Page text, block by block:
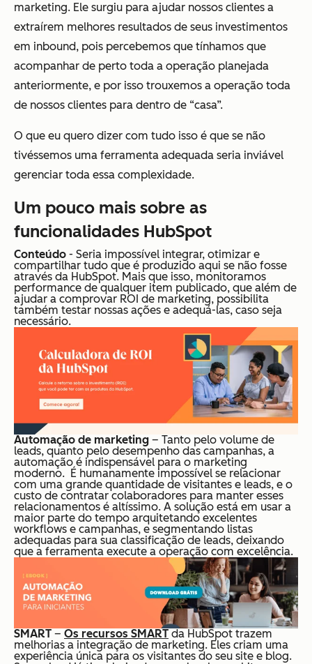
marketing. Ele surgiu para ajudar nossos clientes a
extraírem melhores resultados de seus investimentos
em inbound, pois percebemos que tínhamos que
acompanhar de perto toda a operação planejada
anteriormente, e por isso trouxemos a operação toda
de nossos clientes para dentro de “casa”.
O que eu quero dizer com tudo isso é que se não
tivéssemos uma ferramenta adequada seria inviável
gerenciar toda essa complexidade.
Um pouco mais sobre as
funcionalidades HubSpot
Conteúdo - Seria impossível integrar, otimizar e
compartilhar tudo que é produzido aqui se não fosse
através da HubSpot. Mais que isso, monitoramos
performance de qualquer item publicado, que além de
ajudar a comprovar ROI de marketing, possibilita
também testar nossas ações e adequá-las, caso seja
necessário.
Automação de marketing – Tanto pelo volume de
leads, quanto pelo desempenho das campanhas, a
automação é indispensável para o marketing
moderno. É humanamente impossível se relacionar
com uma grande quantidade de visitantes e leads, e o
custo de contratar colaboradores para manter esses
relacionamentos é altíssimo. A solução está em usar a
maior parte do tempo arquitetando excelentes
workflows e campanhas, e segmentando listas
adequadas para sua classificação de leads, deixando
que a ferramenta execute a operação com excelência.
SMART – Os recursos SMART da HubSpot trazem
melhorias a integração de marketing. Eles criam uma
experiência única para os visitantes do seu site e blog.